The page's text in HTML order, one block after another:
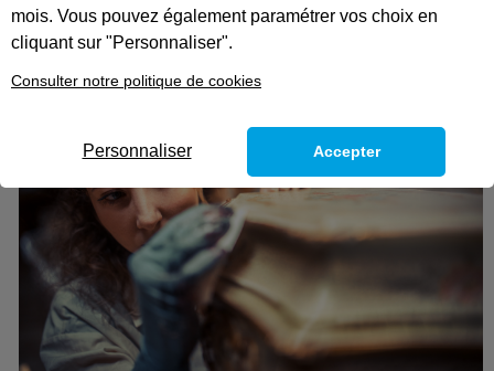
CODES
Formation certifiante
mois. Vous pouvez également paramétrer vos choix en
cliquant sur "Personnaliser".
Consulter notre politique de cookies
Personnaliser Accepter